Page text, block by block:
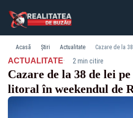
Acasă Știri Actualitate
ACTUALITATE· 2 min citire
Cazare de la 38 de lei
litoral în weekendul de